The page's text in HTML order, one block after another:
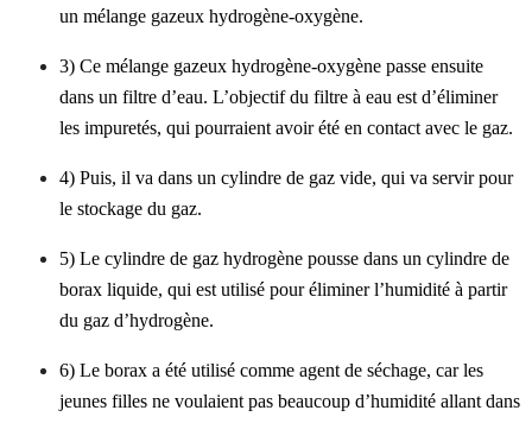
un mélange gazeux hydrogène-oxygène.
3) Ce mélange gazeux hydrogène-oxygène passe ensuite
dans un filtre d’eau. L’objectif du filtre à eau est d’éliminer
les impuretés, qui pourraient avoir été en contact avec le gaz.
4) Puis, il va dans un cylindre de gaz vide, qui va servir pour
le stockage du gaz.
5) Le cylindre de gaz hydrogène pousse dans un cylindre de
borax liquide, qui est utilisé pour éliminer l’humidité à partir
du gaz d’hydrogène.
6) Le borax a été utilisé comme agent de séchage, car les
jeunes filles ne voulaient pas beaucoup d’humidité allant dans